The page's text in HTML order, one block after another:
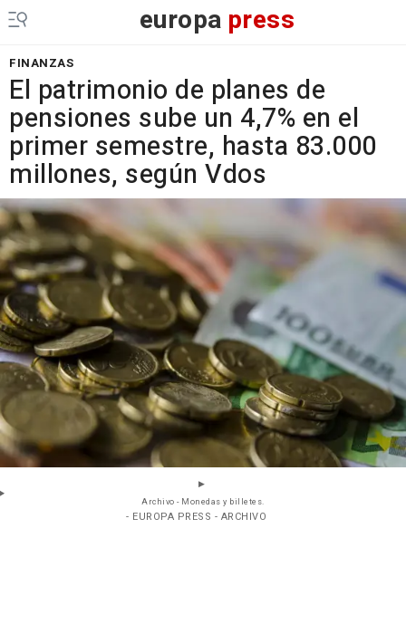
europa press
FINANZAS
El patrimonio de planes de
pensiones sube un 4,7% en el
primer semestre, hasta 83.000
millones, según Vdos
Archivo - Monedas y billetes.
- EUROPA PRESS - ARCHIVO